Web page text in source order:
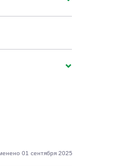
01 сентября 2025